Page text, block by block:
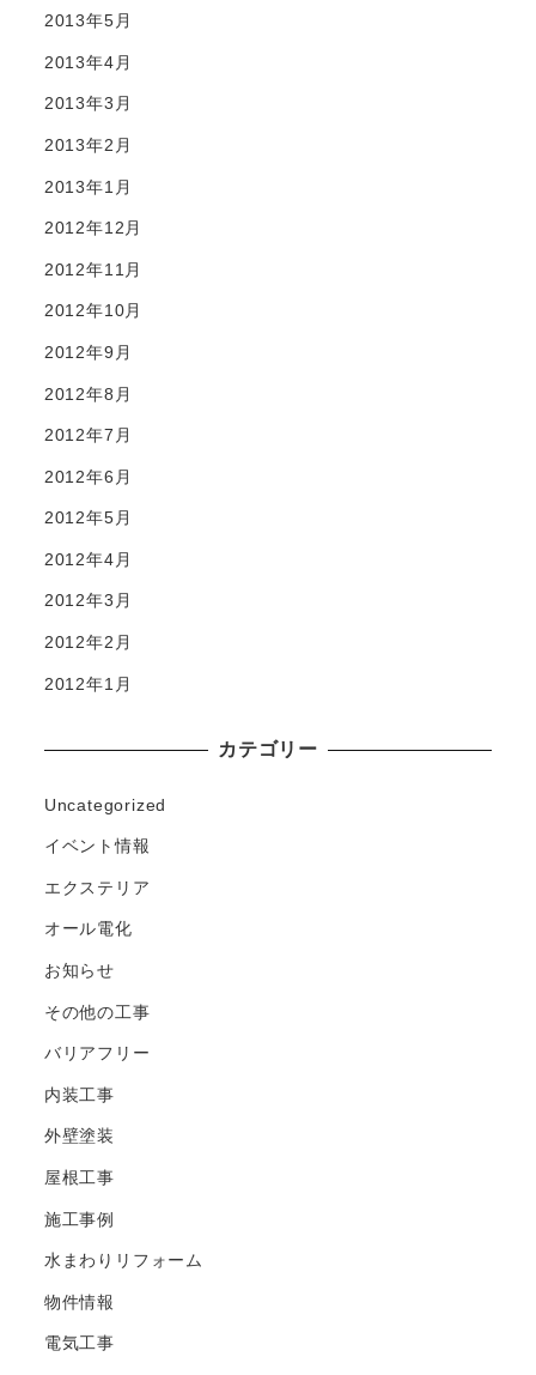
2013年5月
2013年4月
2013年3月
2013年2月
2013年1月
2012年12月
2012年11月
2012年10月
2012年9月
2012年8月
2012年7月
2012年6月
2012年5月
2012年4月
2012年3月
2012年2月
2012年1月
カテゴリー
Uncategorized
イベント情報
エクステリア
オール電化
お知らせ
その他の工事
バリアフリー
内装工事
外壁塗装
屋根工事
施工事例
水まわりリフォーム
物件情報
電気工事